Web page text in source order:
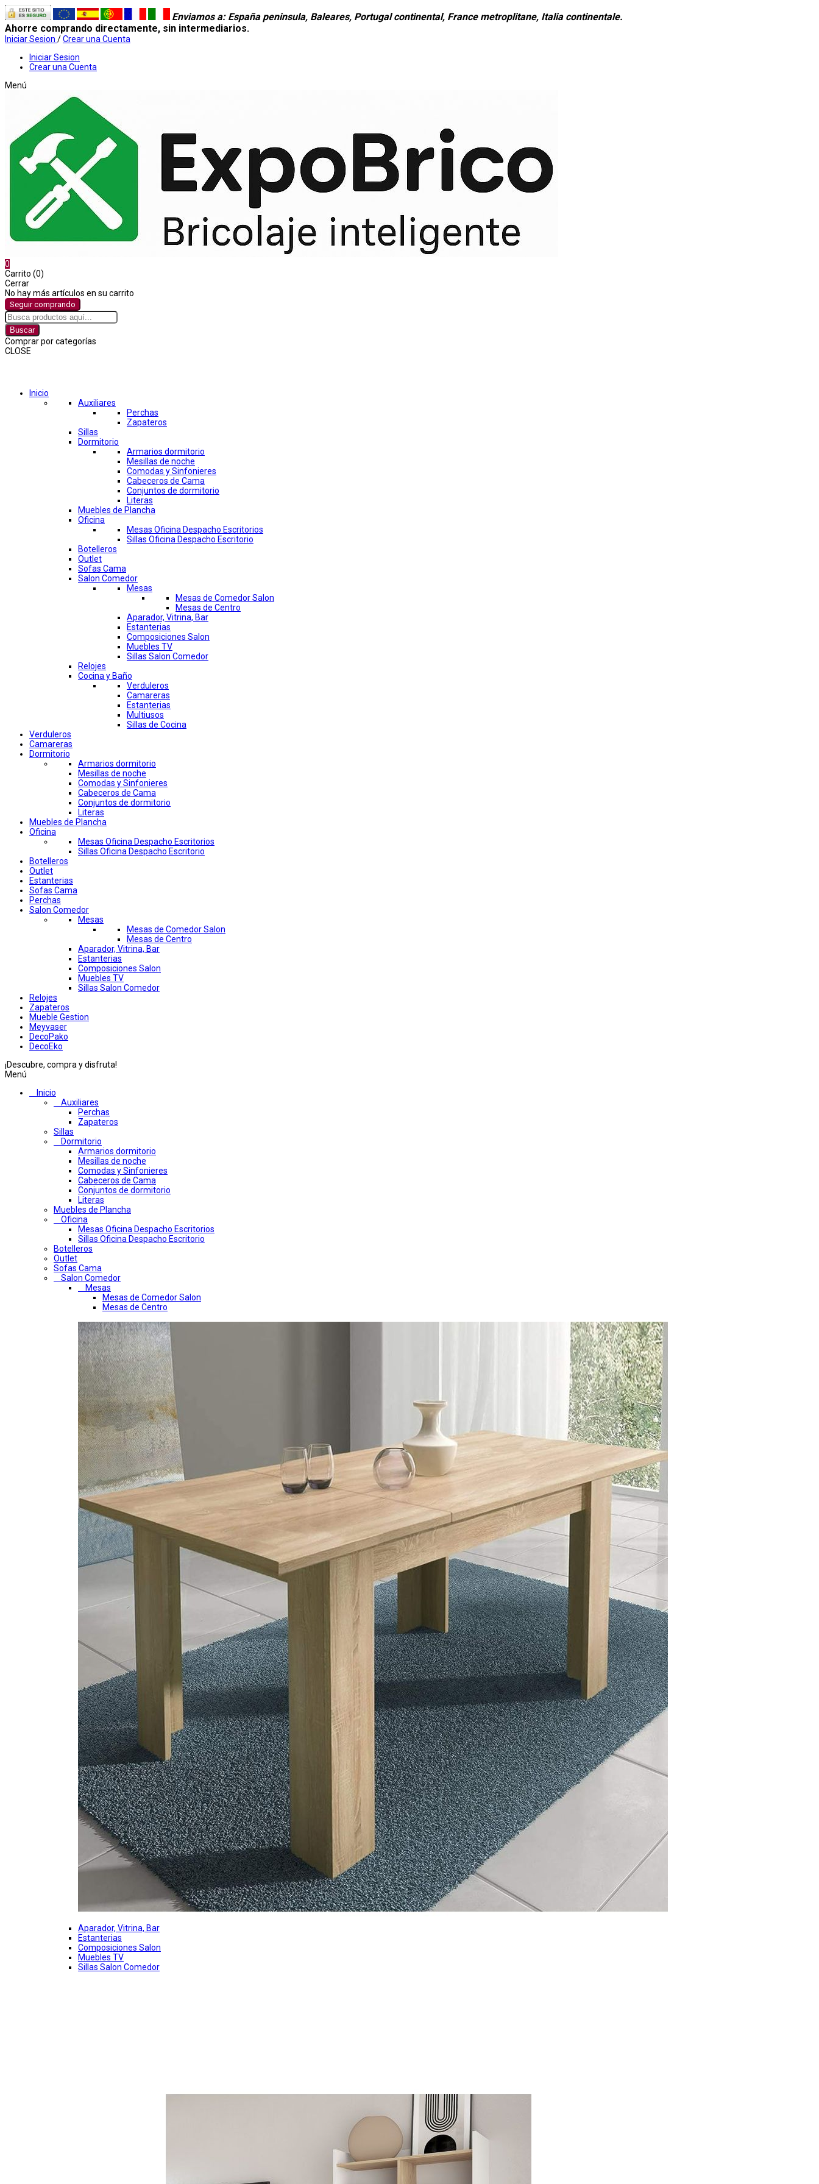
Enviamos a: España peninsula, Baleares, Portugal continental, France metroplitane, Italia continentale.
Ahorre comprando directamente, sin intermediarios.
Iniciar Sesion /Crear una Cuenta
Iniciar Sesion
Crear una Cuenta
Menú
0
Carrito (0)
Cerrar
No hay más artículos en su carrito
Seguir comprando
Buscar
Comprar por categorías
CLOSE
Inicio
Auxiliares
Perchas
Zapateros
Sillas
Dormitorio
Armarios dormitorio
Mesillas de noche
Comodas y Sinfonieres
Cabeceros de Cama
Conjuntos de dormitorio
Literas
Muebles de Plancha
Oficina
Mesas Oficina Despacho Escritorios
Sillas Oficina Despacho Escritorio
Botelleros
Outlet
Sofas Cama
Salon Comedor
Mesas
Mesas de Comedor Salon
Mesas de Centro
Aparador, Vitrina, Bar
Estanterias
Composiciones Salon
Muebles TV
Sillas Salon Comedor
Relojes
Cocina y Baño
Verduleros
Camareras
Estanterias
Multiusos
Sillas de Cocina
Verduleros
Camareras
Dormitorio
Armarios dormitorio
Mesillas de noche
Comodas y Sinfonieres
Cabeceros de Cama
Conjuntos de dormitorio
Literas
Muebles de Plancha
Oficina
Mesas Oficina Despacho Escritorios
Sillas Oficina Despacho Escritorio
Botelleros
Outlet
Estanterias
Sofas Cama
Perchas
Salon Comedor
Mesas
Mesas de Comedor Salon
Mesas de Centro
Aparador, Vitrina, Bar
Estanterias
Composiciones Salon
Muebles TV
Sillas Salon Comedor
Relojes
Zapateros
Mueble Gestion
Meyvaser
DecoPako
DecoEko
¡Descubre, compra y disfruta!
Menú
Inicio
Auxiliares
Perchas
Zapateros
Sillas
Dormitorio
Armarios dormitorio
Mesillas de noche
Comodas y Sinfonieres
Cabeceros de Cama
Conjuntos de dormitorio
Literas
Muebles de Plancha
Oficina
Mesas Oficina Despacho Escritorios
Sillas Oficina Despacho Escritorio
Botelleros
Outlet
Sofas Cama
Salon Comedor
Mesas
Mesas de Comedor Salon
Mesas de Centro
Aparador, Vitrina, Bar
Estanterias
Composiciones Salon
Muebles TV
Sillas Salon Comedor